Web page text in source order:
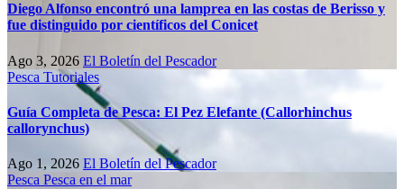
Diego Alfonso encontró una lamprea en las costas de Berisso y
fue distinguido por científicos del Conicet
Ago 3, 2026 El Boletín del Pescador
Pesca Tutoriales
Guía Completa de Pesca: El Pez Elefante (Callorhinchus
callorynchus)
Ago 1, 2026 El Boletín del Pescador
Pesca Pesca en el mar